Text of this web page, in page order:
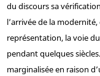
du discours sa
l’arrivée de la
représentation, la voie
pendant quelques
marginalisée en raison